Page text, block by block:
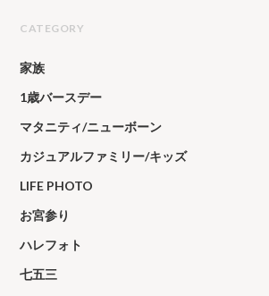
CATEGORY
家族
1歳バースデー
マタニティ/ニューボーン
カジュアルファミリー/キッズ
LIFE PHOTO
お宮参り
ハレフォト
七五三